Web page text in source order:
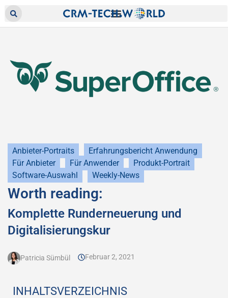
Anbieter-Portraits
Erfahrungsbericht Anwendung
Für Anbieter
Für Anwender
Produkt-Portrait
Software-Auswahl
Weekly-News
Worth reading:
Komplette Runderneuerung und
Digitalisierungskur
Patricia Sümbül Februar 2, 2021
INHALTSVERZEICHNIS